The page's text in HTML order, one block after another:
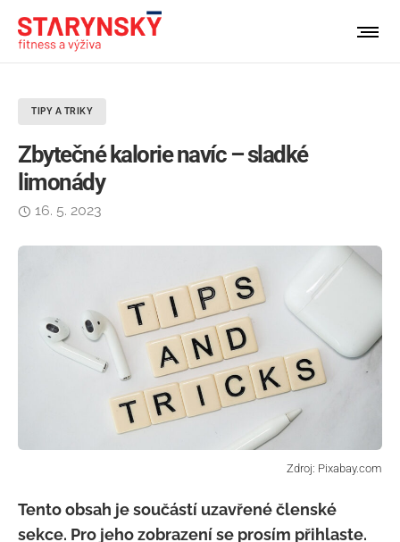
TIPY A TRIKY
Zbytečné kalorie navíc – sladké
limonády
16. 5. 2023
Tento obsah je součástí uzavřené členské
sekce. Pro jeho zobrazení se prosím přihlaste.